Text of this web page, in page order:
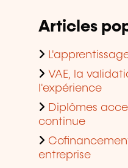
Articles
VAE, la
l'expérience
Diplômes
continue
entreprise